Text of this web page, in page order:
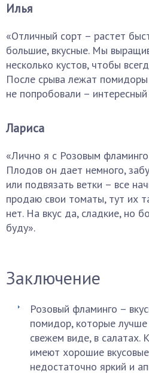
Илья
«Отличный сорт – растет
большие, вкусные. Мы
несколько кустов, чтобы
После срыва лежат
не попробовали –
Лариса
«Лично я с Розовым
Плодов он дает немного,
или подвязать ветки – все
продаю свои томаты, тут их
нет. На вкус да, сладкие, но
буду».
Заключение
Розовый фламинго –
помидор, которые лучше
свежем виде, в салатах.
имеют хорошие
недостаточно яркий и